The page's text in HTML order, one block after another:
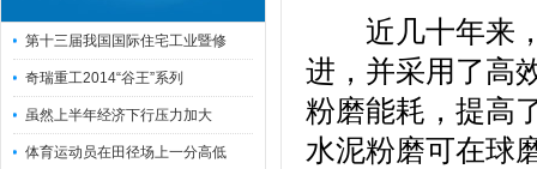
第十三届我国国际住宅工业暨修
奇瑞重工2014“谷王”系列
虽然上半年经济下行压力加大
体育运动员在田径场上一分高低
近几十年来，
进，并采用了高
粉磨能耗，提高
水泥粉磨可在球